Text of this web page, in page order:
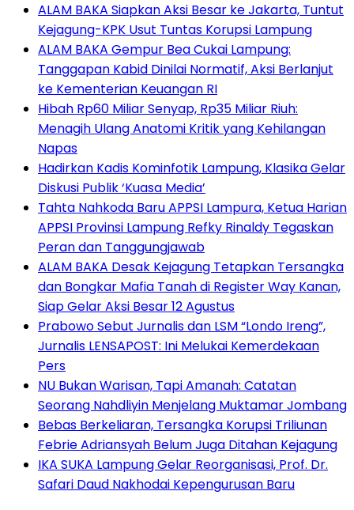
ALAM BAKA Siapkan Aksi Besar ke Jakarta, Tuntut
Kejagung-KPK Usut Tuntas Korupsi Lampung
ALAM BAKA Gempur Bea Cukai Lampung:
Tanggapan Kabid Dinilai Normatif, Aksi Berlanjut
ke Kementerian Keuangan RI
Hibah Rp60 Miliar Senyap, Rp35 Miliar Riuh:
Menagih Ulang Anatomi Kritik yang Kehilangan
Napas
Hadirkan Kadis Kominfotik Lampung, Klasika Gelar
Diskusi Publik ‘Kuasa Media’
Tahta Nahkoda Baru APPSI Lampura, Ketua Harian
APPSI Provinsi Lampung Refky Rinaldy Tegaskan
Peran dan Tanggungjawab
ALAM BAKA Desak Kejagung Tetapkan Tersangka
dan Bongkar Mafia Tanah di Register Way Kanan,
Siap Gelar Aksi Besar 12 Agustus
Prabowo Sebut Jurnalis dan LSM “Londo Ireng”,
Jurnalis LENSAPOST: Ini Melukai Kemerdekaan
Pers
NU Bukan Warisan, Tapi Amanah: Catatan
Seorang Nahdliyin Menjelang Muktamar Jombang
Bebas Berkeliaran, Tersangka Korupsi Triliunan
Febrie Adriansyah Belum Juga Ditahan Kejagung
IKA SUKA Lampung Gelar Reorganisasi, Prof. Dr.
Safari Daud Nakhodai Kepengurusan Baru